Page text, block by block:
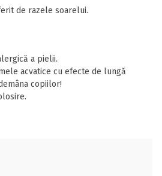
de razele soarelui.
a pielii.
acvatice cu efecte de lungă
copiilor!